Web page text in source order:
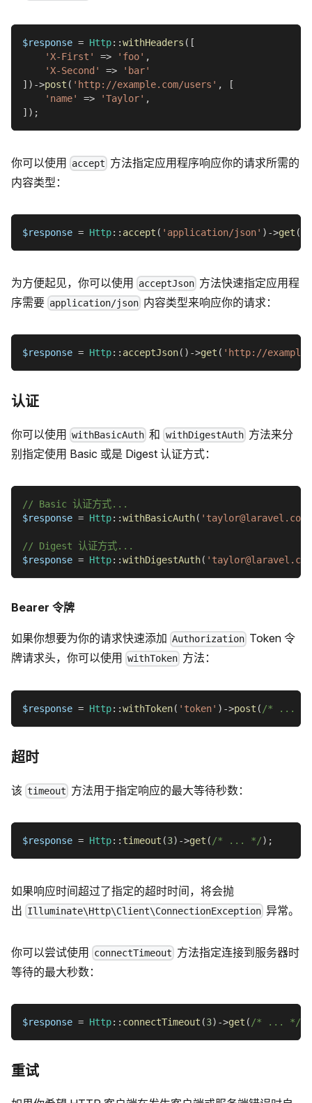
$response = Http::withHeaders ( [
'X-First'
=> 'foo' ,
'X-Second'
=>
'bar'
] ) ->post ( 'http://example.com/users' ,
[
'name'
=> 'Taylor' ,
] ) ;
你可以使用 accept 方法指定应用程序响应你的请求所需的
内容类型：
$response = Http:: accept ( 'application/json' ) ->get (
为方便起见，你可以使用 acceptJson 方法快速指定应用程
序需要 application/json 内容类型来响应你的请求：
$response = Http:: acceptJson( ) ->get ( 'http://
认证
你可以使用 withBasicAuth 和 withDigestAuth方法来分
别指定使用 Basic 或是 Digest 认证方式：
// Basic 认证方式...
$response = Http::withBasicAuth( 'taylor@laravel.com'
// Digest 认证方式...
$response = Http::withDigestAuth(
Bearer 令牌
如果你想要为你的请求快速添加 Authorization Token 令
牌请求头，你可以使用
withToken 方法：
$response = Http::withToken( 'token' ) ->post ( /* ... */
超时
该 timeout 方法用于指定响应的最大等待秒数：
$response = Http:: timeout (3) ->get ( /* ... */) ;
如果响应时间超过了指定的超时时间，将会抛
出 Illuminate\Http\Client\ConnectionException 异常。
你可以尝试使用 connectTimeout 方法指定连接到服务器时
等待的最大秒数：
$response = Http:: connectTimeout (3) ->get ( /* ... */
重试